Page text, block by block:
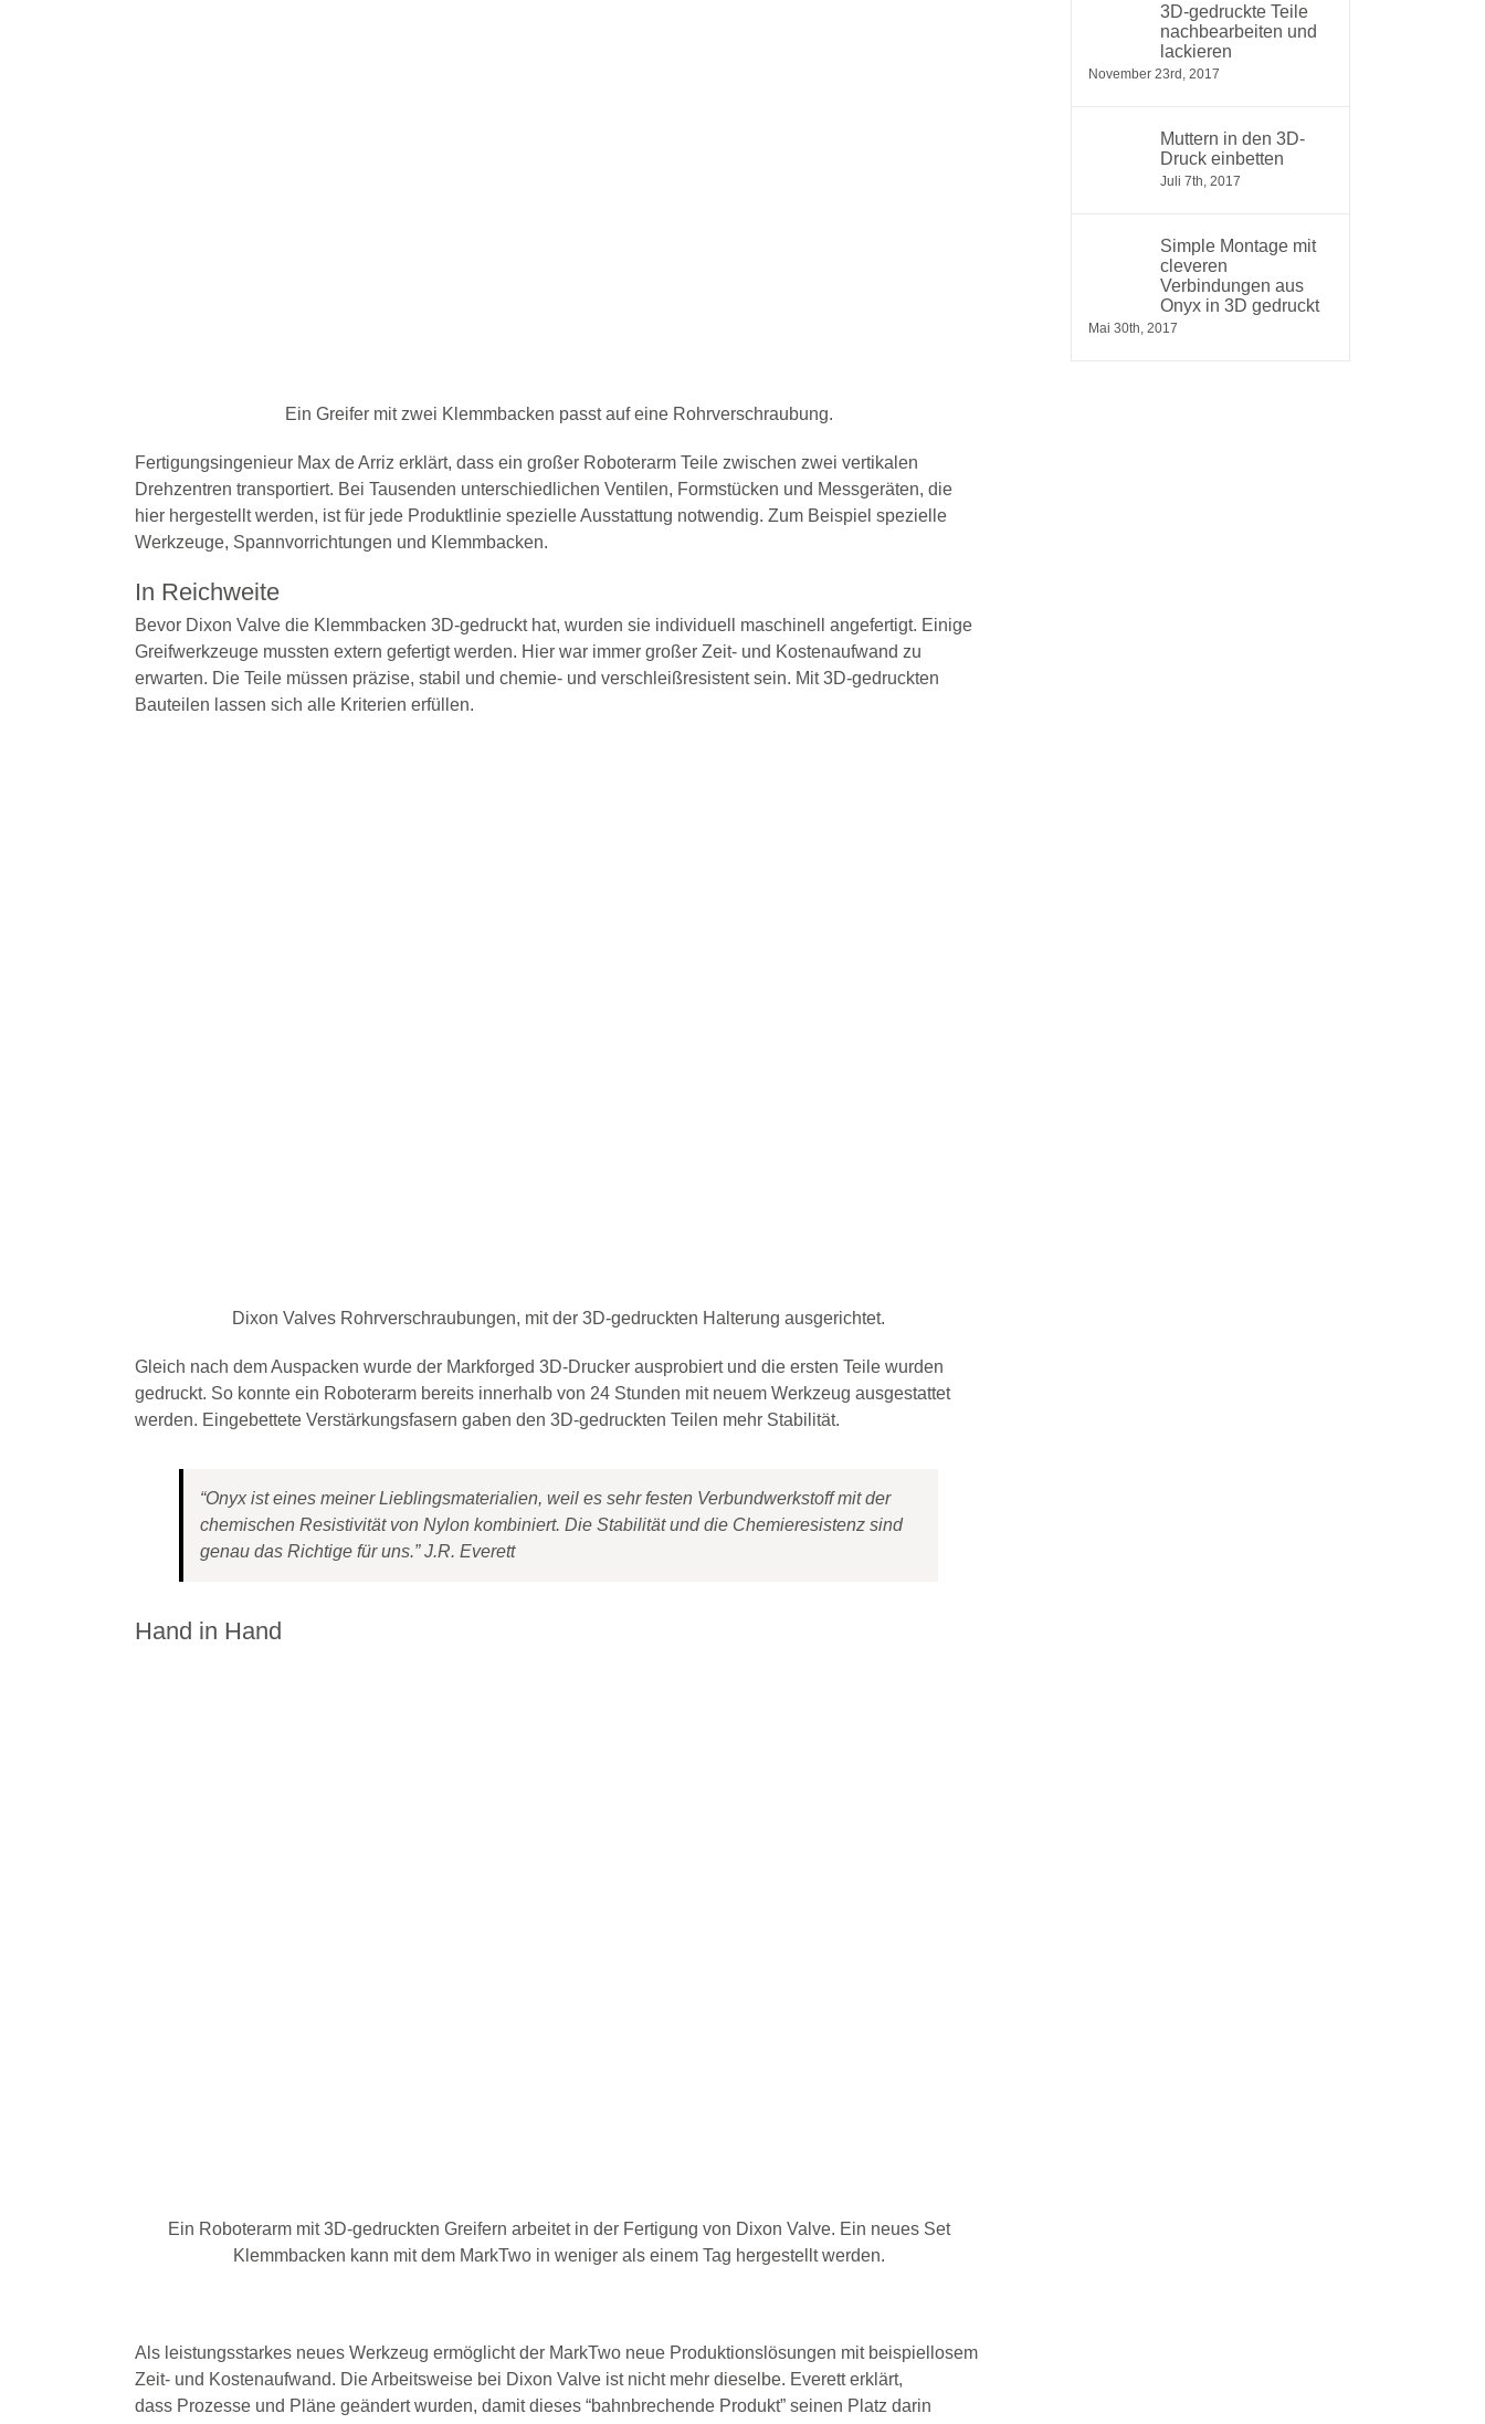
Ein Greifer mit zwei Klemmbacken passt auf eine Rohrverschraubung.
Fertigungsingenieur Max de Arriz erklärt, dass ein großer Roboterarm Teile zwischen zwei vertikalen
Drehzentren transportiert. Bei Tausenden unterschiedlichen Ventilen, Formstücken und Messgeräten, die
hier hergestellt werden, ist für jede Produktlinie spezielle Ausstattung notwendig. Zum Beispiel spezielle
Werkzeuge, Spannvorrichtungen und Klemmbacken.
In Reichweite
Bevor Dixon Valve die Klemmbacken 3D-gedruckt hat, wurden sie individuell maschinell angefertigt. Einige
Greifwerkzeuge mussten extern gefertigt werden. Hier war immer großer Zeit- und Kostenaufwand zu
erwarten. Die Teile müssen präzise, stabil und chemie- und verschleißresistent sein. Mit 3D-gedruckten
Bauteilen lassen sich alle Kriterien erfüllen.
Dixon Valves Rohrverschraubungen, mit der 3D-gedruckten Halterung ausgerichtet.
Gleich nach dem Auspacken wurde der Markforged 3D-Drucker ausprobiert und die ersten Teile wurden
gedruckt. So konnte ein Roboterarm bereits innerhalb von 24 Stunden mit neuem Werkzeug ausgestattet
werden. Eingebettete Verstärkungsfasern gaben den 3D-gedruckten Teilen mehr Stabilität.
“Onyx ist eines meiner Lieblingsmaterialien, weil es sehr festen Verbundwerkstoff mit der
chemischen Resistivität von Nylon kombiniert. Die Stabilität und die Chemieresistenz sind
genau das Richtige für uns.” J.R. Everett
Hand in Hand
Ein Roboterarm mit 3D-gedruckten Greifern arbeitet in der Fertigung von Dixon Valve. Ein neues Set
Klemmbacken kann mit dem MarkTwo in weniger als einem Tag hergestellt werden.
Als leistungsstarkes neues Werkzeug ermöglicht der MarkTwo neue Produktionslösungen mit beispiellosem
Zeit- und Kostenaufwand. Die Arbeitsweise bei Dixon Valve ist nicht mehr dieselbe. Everett erklärt,
dass Prozesse und Pläne geändert wurden, damit dieses “bahnbrechende Produkt” seinen Platz darin
3D-gedruckte Teile
nachbearbeiten und
lackieren
November 23rd, 2017
Muttern in den 3D-
Druck einbetten
Juli 7th, 2017
Simple Montage mit
cleveren
Verbindungen aus
Onyx in 3D gedruckt
Mai 30th, 2017